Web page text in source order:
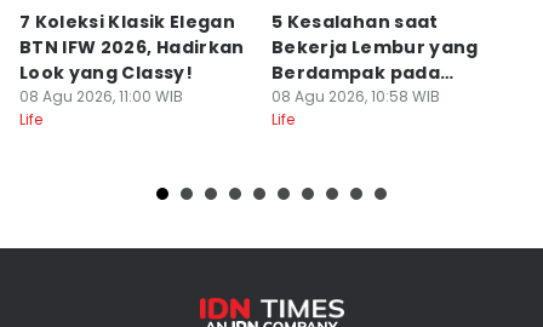
7 Koleksi Klasik Elegan
BTN IFW 2026, Hadirkan
Look yang Classy!
08 Agu 2026, 11:00 WIB
Life
5 Kesalahan saat
Bekerja Lembur yang
Berdampak pada
Produktivitas
08 Agu 2026, 10:58 WIB
Life